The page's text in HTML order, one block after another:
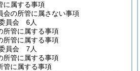
に属する事項
会の所管に属さない事項
員会 6人
所管に属する事項
所管に属する事項
員会 7人
所管に属する事項
管に属する事項